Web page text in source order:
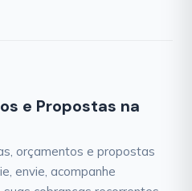
e Propostas na
orçamentos e propostas
envie, acompanhe